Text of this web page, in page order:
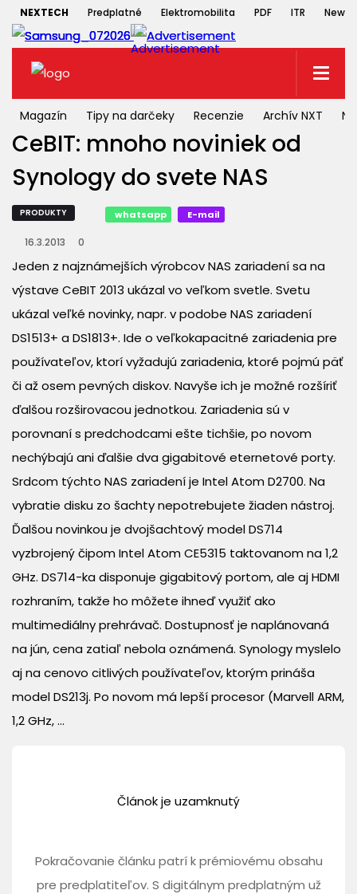
NEXTECH Predplatné Elektromobilita PDF ITR
Magazín Tipy na darčeky Recenzie Archív NXT
CeBIT: mnoho noviniek od
Synology do svete NAS
PRODUKTY whatsapp E-mail
16.3.2013 0
Jeden z najznámejších výrobcov NAS zariadení sa na
výstave CeBIT 2013 ukázal vo veľkom svetle. Svetu
ukázal veľké novinky, napr. v podobe NAS zariadení
DS1513+ a DS1813+. Ide o veľkokapacitné zariadenia pre
používateľov, ktorí vyžadujú zariadenia, ktoré pojmú päť
či až osem pevných diskov. Navyše ich je možné rozšíriť
ďalšou rozširovacou jednotkou. Zariadenia sú v
porovnaní s predchodcami ešte tichšie, po novom
nechýbajú ani ďalšie dva gigabitové eternetové porty.
Srdcom týchto NAS zariadení je Intel Atom D2700. Na
vybratie disku zo šachty nepotrebujete žiaden nástroj.
Ďalšou novinkou je dvojšachtový model DS714
vyzbrojený čipom Intel Atom CE5315 taktovanom na 1,2
GHz. DS714-ka disponuje gigabitový portom, ale aj HDMI
rozhraním, takže ho môžete ihneď využiť ako
multimediálny prehrávač. Dostupnosť je naplánovaná
na jún, cena zatiaľ nebola oznámená. Synology myslelo
aj na cenovo citlivých používateľov, ktorým prináša
model DS213j. Po novom má lepší procesor (Marvell ARM,
1,2 GHz, ...
Článok je uzamknutý
Pokračovanie článku patrí k prémiovému obsahu
pre predplatiteľov. S digitálnym predplatným už